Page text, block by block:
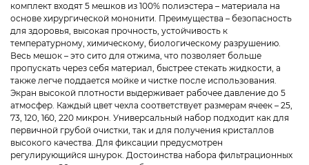
комплект входят 5 мешков из 100% полиэстера – материала на
основе хирургической мононити. Преимущества – безопасность
для здоровья, высокая прочность, устойчивость к
температурному, химическому, биологическому разрушению.
Весь мешок – это сито для отжима, что позволяет больше
пропускать через себя материал, быстрее стекать жидкости, а
также легче поддается мойке и чистке после использования.
Экран высокой плотности выдерживает рабочее давление до 5
атмосфер. Каждый цвет чехла соответствует размерам ячеек – 25,
73, 120, 160, 220 микрон. Универсальный набор подходит как для
первичной грубой очистки, так и для получения кристаллов
высокого качества. Для фиксации предусмотрен
регулирующийся шнурок. Достоинства набора фильтрационных